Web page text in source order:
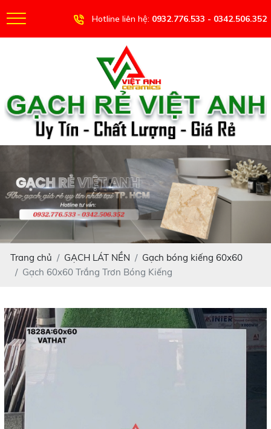
Hotline liên hệ: 0932.776.533 - 0342.506.352
Trang chủ GẠCH LÁT NỀN
Gạch bóng kiếng 60x60
Gạch 60x60 Trắng Trơn Bóng Kiếng